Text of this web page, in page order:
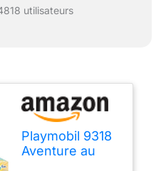
utilisateurs
Playmobil 9318
Aventure au